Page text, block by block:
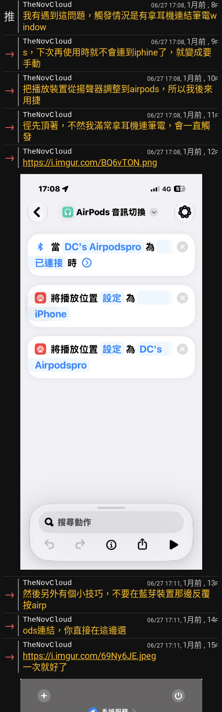
推
TheNovCloud 06/27 17:08, 1月前 , 8F
我有遇到這問題，觸發情況是有拿耳機連結筆電w
indow
→
TheNovCloud 06/27 17:08, 1月前 , 9F
s，下次再使用時就不會連到iphine了，就變成要
手動
→
TheNovCloud 06/27 17:08, 1月前 , 10F
把播放裝置從揚聲器調整到airpods，所以我後來
用捷
→
TheNovCloud 06/27 17:08, 1月前 , 11 F
徑先頂著，不然我滿常拿耳機連筆電，會一直觸
發
→ TheNovCloud 06/27 17:08, 1月前 , 12F
https://i.imgur.com/BQ6vTON.png
→
TheNovCloud 06/27 17:11, 1月前 , 13F
然後另外有個小技巧，不要在藍芽裝置那邊反覆
按airp
→ TheNovCloud 06/27 17:11, 1月前 , 14F
ods連結，你直接在這邊選
→
TheNovCloud 06/27 17:11, 1月前 , 15F
https://i.imgur.com/69Ny6JE.jpeg
一次就好了